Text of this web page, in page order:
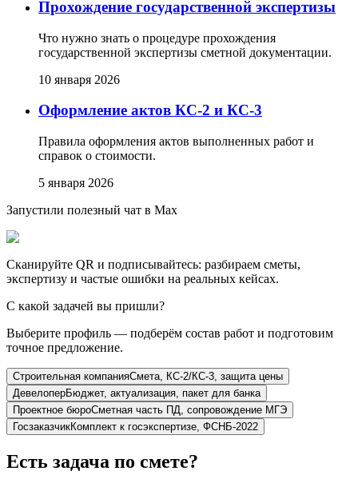
Прохождение государственной экспертизы
Что нужно знать о процедуре прохождения
государственной экспертизы сметной документации.
10 января 2026
Оформление актов КС-2 и КС-3
Правила оформления актов выполненных работ и
справок о стоимости.
5 января 2026
Запустили полезный чат в Max
Сканируйте QR и подписывайтесь: разбираем сметы,
экспертизу и частые ошибки на реальных кейсах.
С какой задачей вы пришли?
Выберите профиль — подберём состав работ и подготовим
точное предложение.
Строительная компанияСмета, КС-2/КС-3, защита цены
ДевелоперБюджет, актуализация, пакет для банка
Проектное бюроСметная часть ПД, сопровождение МГЭ
ГосзаказчикКомплект к госэкспертизе, ФСНБ-2022
Есть задача по смете?